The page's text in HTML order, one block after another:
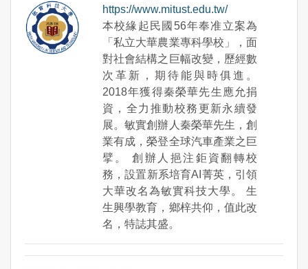
https://www.mitust.edu.tw/
本校緣起民國56年奉准立案為
「私立大華農業專科學校」，面
對社會結構之巨幅改變，歷經數
次革新，期待能與時俱進。
2018年獲得秦榮華先生應允捐
資，全力推動校務更新永續發
展。敏實創辦人秦榮華先生，創
業有成，榮登全球汽車產業之巨
擘。 創辦人挹注鉅資翻轉校
務，設置新系培育AI菁英，引領
大華改名為敏實科技大學。 生
生興學教育，鄉梓共仰，值此改
名，特誌其盛。